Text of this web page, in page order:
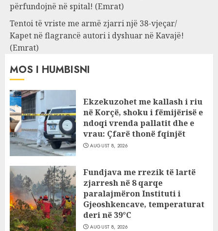
përfundojnë në spital! (Emrat)
Tentoi të vriste me armë zjarri një 38-vjeçar/
Kapet në flagrancë autori i dyshuar në Kavajë!
(Emrat)
MOS I HUMBISNI
Ekzekuzohet me kallash i riu
në Korçë, shoku i fëmijërisë e
ndoqi vrenda pallatit dhe e
vrau: Çfarë thonë fqinjët
AUGUST 8, 2026
Fundjava me rrezik të lartë
zjarresh në 8 qarqe
paralajmëron Instituti i
Gjeoshkencave, temperaturat
deri në 39°C
AUGUST 8, 2026